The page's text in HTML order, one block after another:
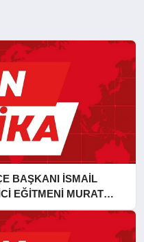
BAŞKANI İSMAİL
EĞİTMENİ MURAT